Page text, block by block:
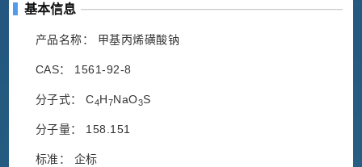
基本信息
产品名称： 甲基丙烯磺酸钠
CAS： 1561-92-8
分子式： C4H7NaO3S
分子量： 158.151
标准： 企标